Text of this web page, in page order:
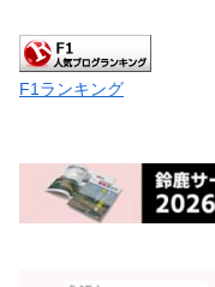
F1ランキング